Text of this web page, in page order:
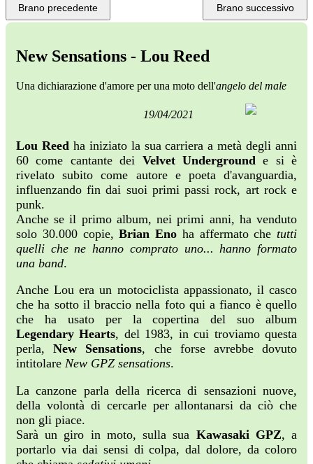
Brano precedente Brano successivo
New Sensations - Lou Reed
Una dichiarazione d'amore per una moto dell'angelo del male
19/04/2021
Lou Reed ha iniziato la sua carriera a metà degli anni
60 come cantante dei Velvet Underground e si è
rivelato subito come autore e poeta d'avanguardia,
influenzando fin dai suoi primi passi rock, art rock e
punk.
Anche se il primo album, nei primi anni, ha venduto
solo 30.000 copie,Brian Eno ha affermato che tutti
quelli che ne hanno comprato uno... hanno formato
una band.
Anche Lou era un motociclista appassionato, il casco
che ha sotto il braccio nella foto qui a fianco è quello
che ha usato per la copertina del suo album
Legendary Hearts, del 1983, in cui troviamo questa
perla,New Sensations, che forse avrebbe dovuto
intitolare New GPZ sensations.
La canzone parla della ricerca di sensazioni nuove,
della volontà di cercarle per allontanarsi da ciò che
non gli piace.
Sarà un giro in moto, sulla sua Kawasaki GPZ, a
portarlo via dai sensi di colpa, dal dolore, da coloro